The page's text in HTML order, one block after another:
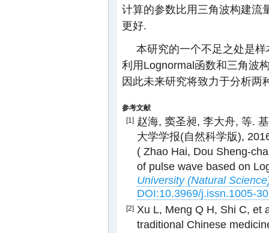
计算的参数比用三角波构建流
更好.
本研究的一个不足之处是
利用Lognormal函数和三角波
因此未来研究将致力于分析两
参考文献
[1] 赵海, 窦圣昶, 李大舟, 等.
大学学报(自然科学版),
( Zhao Hai, Dou Sheng-
of pulse wave based on
University (Natural
DOI:10.3969/j.issn.1005-
[2] Xu L, Meng Q H, Shi C, et
traditional Chinese